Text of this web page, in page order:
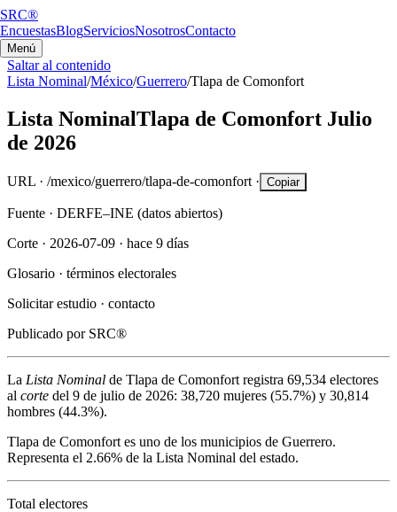
SRC®
EncuestasBlogServiciosNosotrosContacto
Menú
Saltar al contenido
Lista Nominal/México/Guerrero/Tlapa de Comonfort
Lista NominalTlapa de Comonfort Julio
de 2026
URL · /mexico/guerrero/tlapa-de-comonfort · Copiar
Fuente · DERFE–INE (datos abiertos)
Corte · 2026-07-09 · hace 9 días
Glosario · términos electorales
Solicitar estudio · contacto
Publicado por SRC®
La Lista Nominal de Tlapa de Comonfort registra 69,534 electores
al corte del 9 de julio de 2026: 38,720 mujeres (55.7%) y 30,814
hombres (44.3%).
Tlapa de Comonfort es uno de los municipios de Guerrero.
Representa el 2.66% de la Lista Nominal del estado.
Total electores